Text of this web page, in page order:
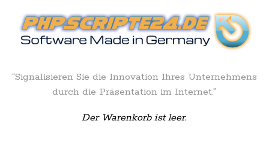
“Signalisieren Sie die Innovation Ihres Unternehmens
durch die Präsentation im Internet.”
Der Warenkorb ist leer.